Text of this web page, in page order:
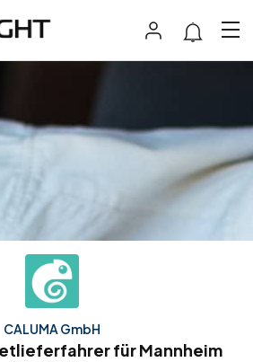
CALUMA GmbH
für Mannheim